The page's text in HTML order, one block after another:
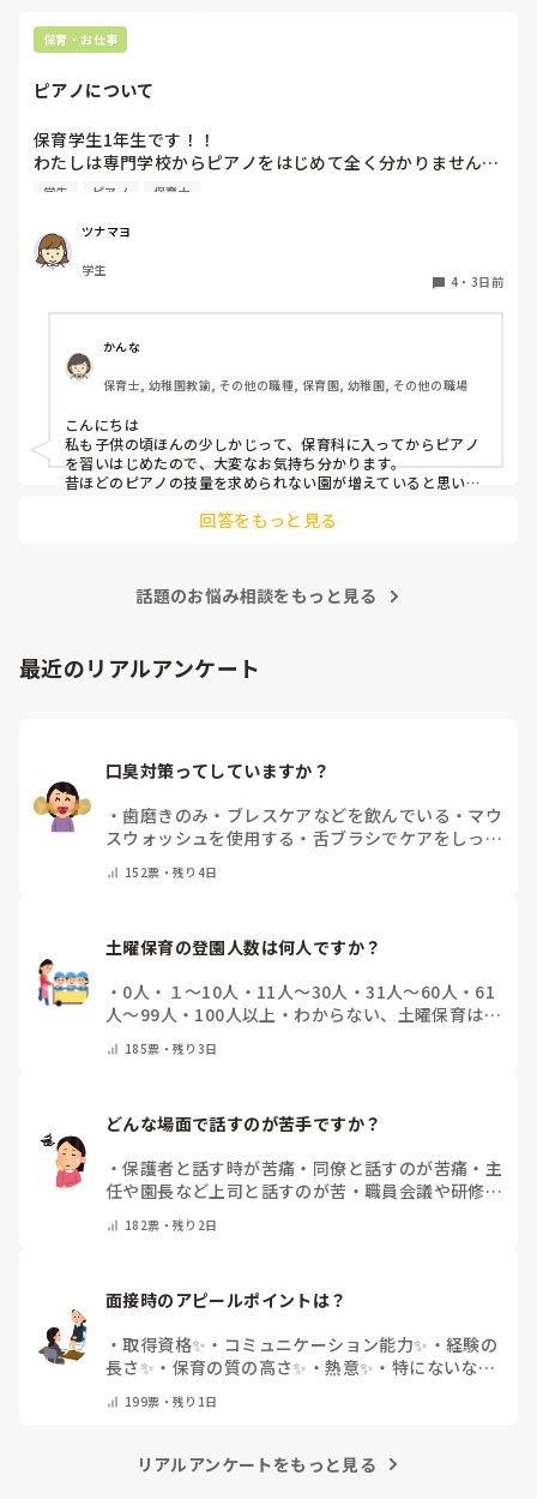
保育・お仕事
ピアノについて
保育学生1年生です！！
わたしは専門学校からピアノをはじめて全く分かりません…
ピアノはとりあえず弾きまくれ！と言われましたがいまいち
にもこんな苦戦してる人はじめて見たと言われる始末です🥲︎
保育士になって弾かなきゃいけないと考えるだけでゾッとし
ます😭
安です、
学生 ピアノ 保育士
ツナマヨ
学生
4 ・ 3日前
かんな
保育士, 幼稚園教諭, その他の職種, 保育園, 幼稚園, その他の職場
こんにちは
私も子供の頃ほんの少しかじって、保育科に入ってからピアノ
を習いはじめたので、大変なお気持ち分かります。
昔ほどのピアノの技量を求められない園が増えていると思いま
人前で弾くのも回数をこなすしかないかもです(^_^;)
回答をもっと見る
話題のお悩み相談をもっと見る
最近のリアルアンケート
口臭対策ってしていますか？
・歯磨きのみ ・ ブレスケアなどを飲んでいる ・ マウ
スウォッシュを使用する ・ 舌ブラシでケアをしっか
の他(コメントで教えて下さい)
152票・残り4日
土曜保育の登園人数は何人ですか？
・ 0人 ・ １～10人 ・ 11人～30人 ・31人～60人 ・ 61
人～99人 ・ 100人以上 ・ わからない、土曜保育はな
185票・残り3日
どんな場面で話すのが苦手ですか？
・保護者と話す時が苦痛 ・ 同僚と話すのが苦痛 ・ 主
任や園長など上司と話すのが苦 ・ 職員会議や研修場
他(コメントで教えてください)
182票・残り2日
面接時のアピールポイントは？
・取得資格✨ ・ コミュニケーション能力✨ ・ 経験の
長さ✨ ・ 保育の質の高さ✨ ・熱意✨ ・ 特にないな・
199票・残り1日
リアルアンケートをもっと見る